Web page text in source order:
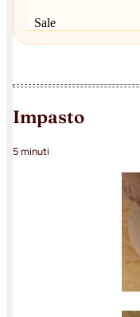
Sale
impasto
5 minuti